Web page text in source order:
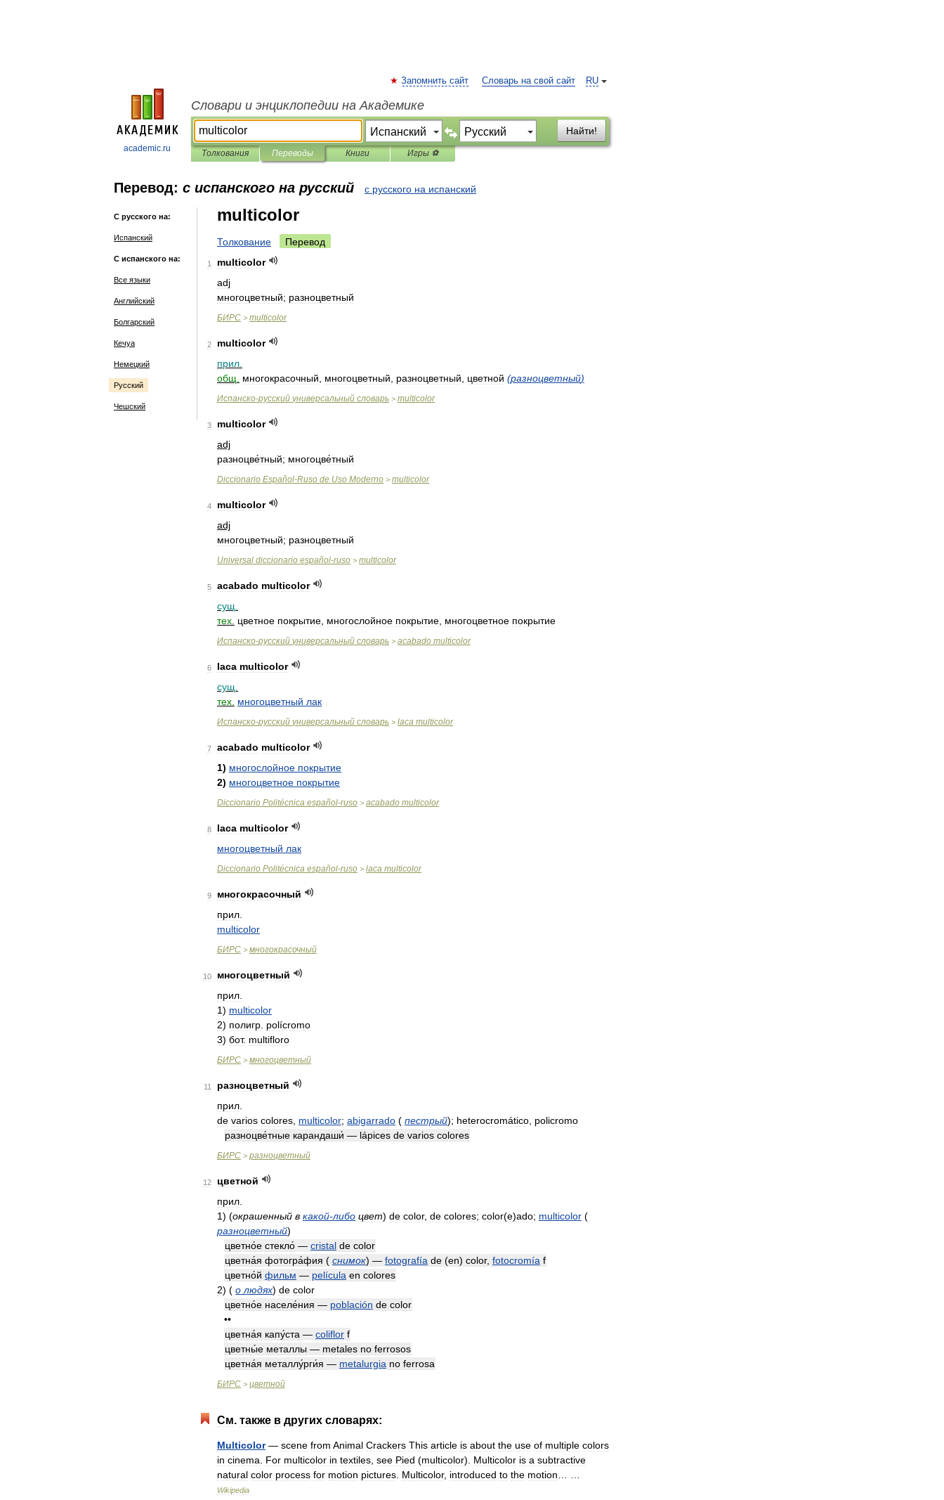
academic.ru
RU
Запомнить сайт Словарь на свой сайт
Словари и энциклопедии на Академике
Найти!
Толкования Переводы Книги Игры ⚽
Перевод: с испанского на русский с русского на испанский
С русского на:
Испанский
С испанского на:
Все языки
Английский
Болгарский
Кечуа
Немецкий
Русский
Чешский
multicolor
Толкование Перевод
1
multicolor
adj
многоцветный; разноцветный
БИРС > multicolor
2
multicolor
прил
общ
многокрасочный многоцветный разноцветный цветной (разноцветный)
Испанско-русский универсальный словарь > multicolor
3
multicolor
adj
разноцве́тный; многоцве́тный
Diccionario Español-Ruso de Uso Moderno > multicolor
4
multicolor
adj
многоцветный; разноцветный
Universal diccionario español-ruso > multicolor
5 acabado multicolor
сущ
тех цветное покрытие многослойное покрытие многоцветное покрытие
Испанско-русский универсальный словарь > acabado multicolor
6 laca multicolor
сущ
тех многоцветный лак
Испанско-русский универсальный словарь > laca multicolor
7 acabado multicolor
1) многослойное покрытие
2) многоцветное покрытие
Diccionario Politécnica español-ruso > acabado multicolor
8 laca multicolor
многоцветный лак
Diccionario Politécnica español-ruso > laca multicolor
9
многокрасочный
прил
multicolor
БИРС > многокрасочный
10
многоцветный
прил
1) multicolor
2) полигр polícromo
3) бот. multifloro
БИРС > многоцветный
11
разноцветный
прил
de varios colores multicolor; abigarrado ( пестрый); heterocromático policromo
разноцве́тные карандаши́ — lápices de varios colores
БИРС > разноцветный
12
цветной
прил
1) (окрашенный в какой-либо цвет) de color, de colores; color(e)ado; multicolor (
разноцветный)
цветно́е стекло́ — cristal de color
цветна́я фотогра́фия ( снимок) — fotografía de (en) color, fotocromía f
цветно́й фильм — película en colores
2) ( о людях) de color
цветно́е населе́ния — población de color
••
цветна́я капу́ста — coliflor f
цветны́е металлы — metales no ferrosos
цветна́я металлу́рги́я — metalurgia no ferrosa
БИРС > цветной
См. также в других словарях:
Multicolor— scene from Animal Crackers This article is about the use of multiple colors
in cinema For multicolor in textiles see Pied (multicolor). Multicolor is a subtractive
natural color process for motion pictures Multicolor, introduced to the motion
Wikipedia